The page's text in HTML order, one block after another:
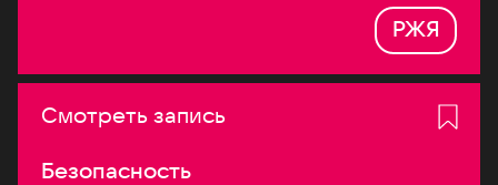
РЖЯ
Смотреть запись
Безопасность